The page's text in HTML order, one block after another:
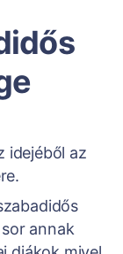
idejéből az
annak